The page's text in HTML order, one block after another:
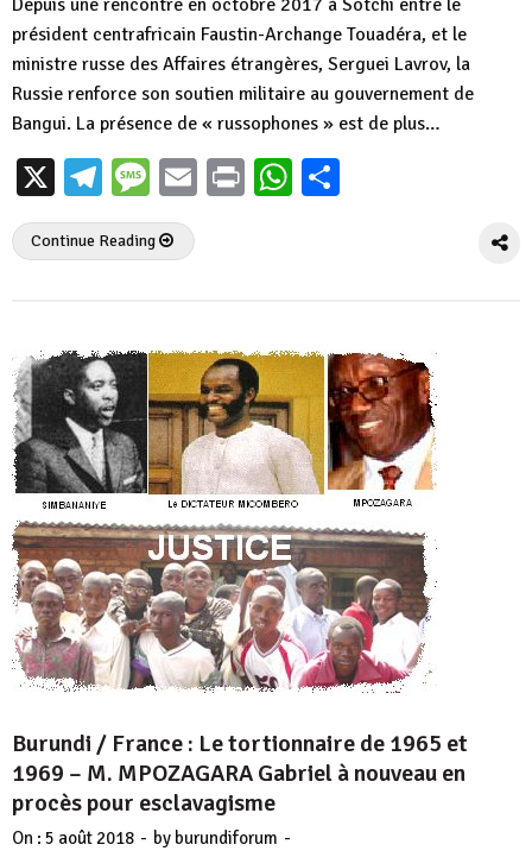
président centrafricain Faustin-Archange Touadéra, et le
ministre russe des Affaires étrangères, Serguei Lavrov, la
Russie renforce son soutien militaire au gouvernement de
Bangui. La présence de « russophones » est de plus…
X Telegram
Message
EmailPrintWhatsApp
Continue Reading
Burundi / France : Le tortionnaire de 1965 et
1969 – M. MPOZAGARA Gabriel à nouveau en
procès pour esclavagisme
On : 5 août 2018 - by burundiforum -